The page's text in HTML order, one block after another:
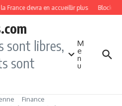
France devra en accueillir plus
sont libres,
sont
M
e
n
u
Finance